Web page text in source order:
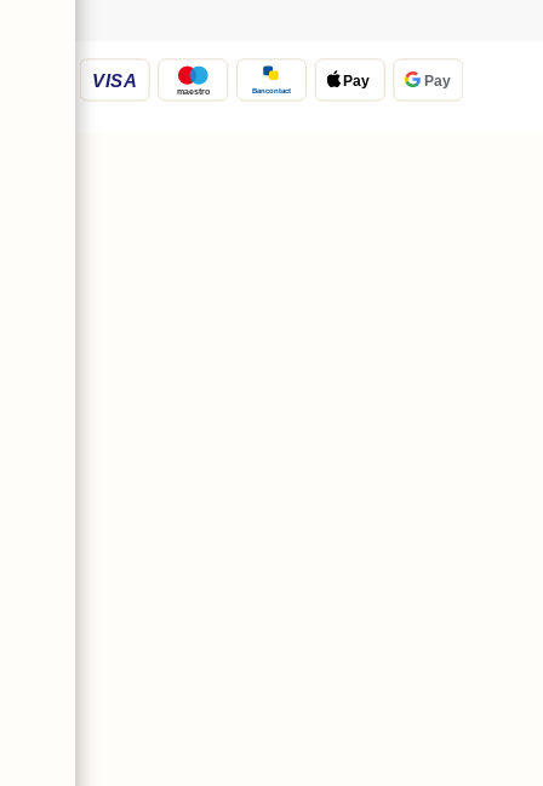
VISA
maestro Bancontact
Pay Pay